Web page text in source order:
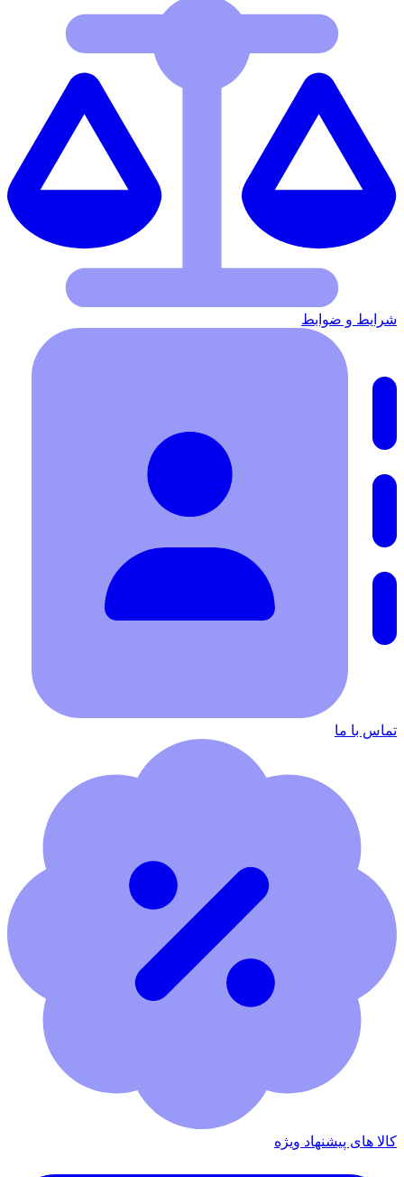
شرایط‌ و ضوابط
تماس با ما
کالا های پیشنهاد ویژه